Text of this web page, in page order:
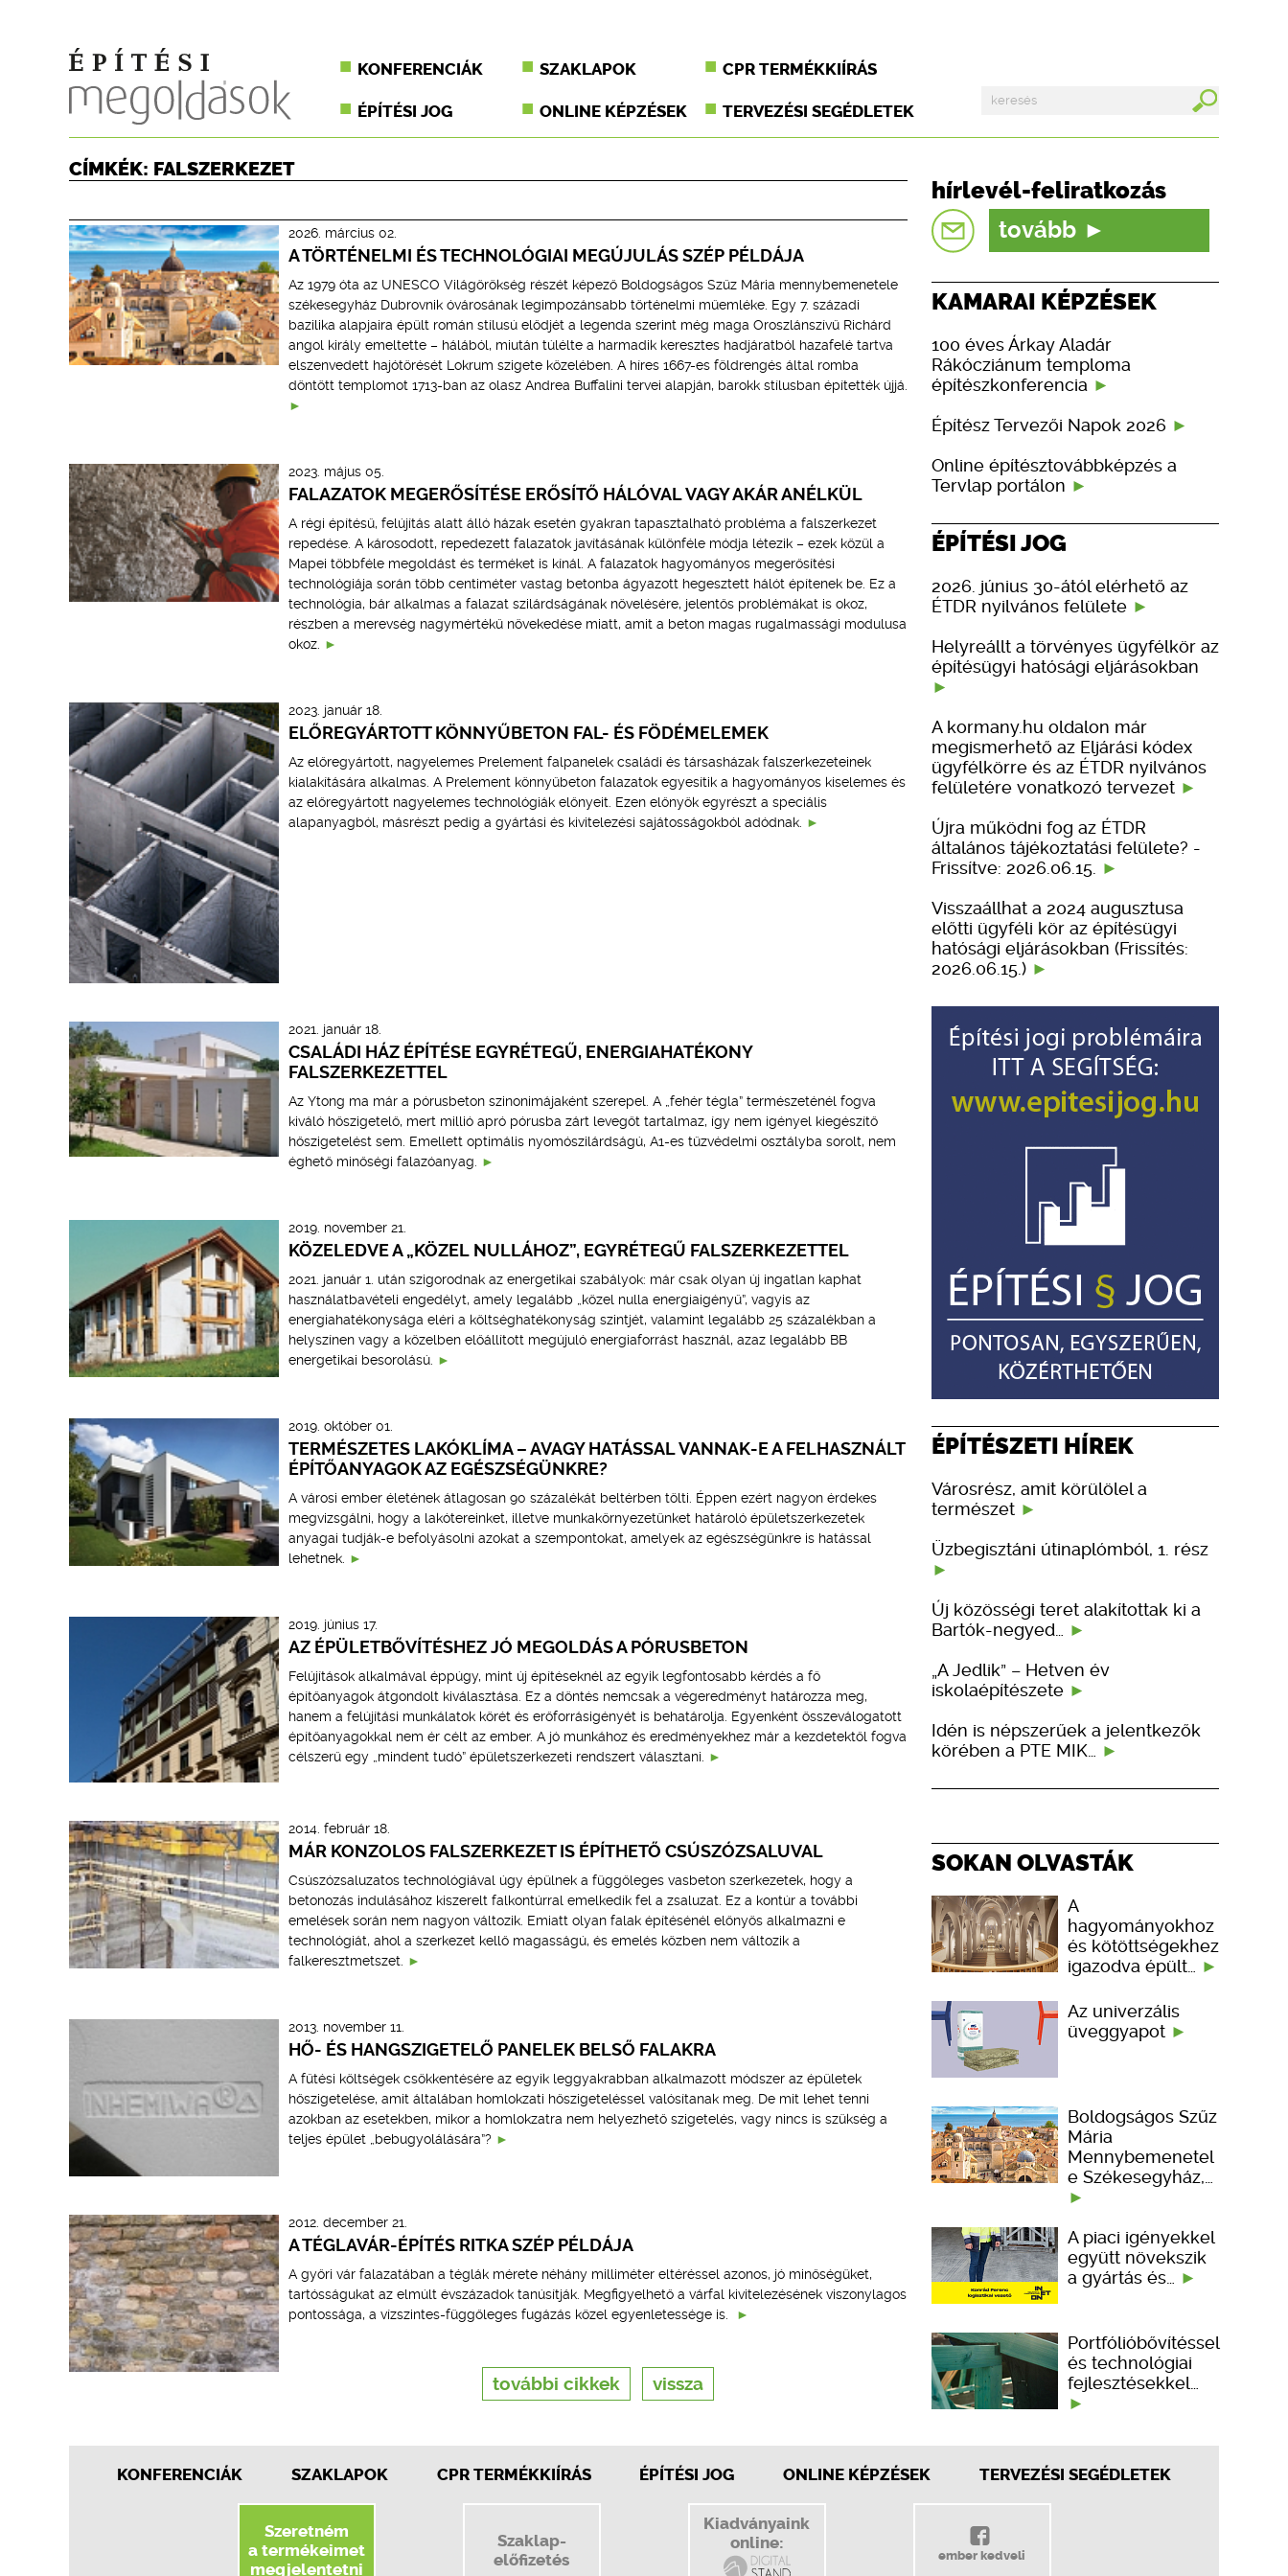
KONFERENCIÁK SZAKLAPOK CPR TERMÉKKIÍRÁS
ÉPÍTÉSI JOG ONLINE KÉPZÉSEK TERVEZÉSI SEGÉDLETEK
CÍMKÉK: FALSZERKEZET
2026. március 02.
A TÖRTÉNELMI ÉS TECHNOLÓGIAI MEGÚJULÁS SZÉP PÉLDÁJA
Az 1979 óta az UNESCO Világörökség részét képező Boldogságos Szűz Mária mennybemenetele
székesegyház Dubrovnik óvárosának legimpozánsabb történelmi műemléke. Egy 7. századi
bazilika alapjaira épült román stílusú elődjét a legenda szerint még maga Oroszlánszívű Richárd
angol király emeltette – hálából, miután túlélte a harmadik keresztes hadjáratból hazafelé tartva
elszenvedett hajótörését Lokrum szigete közelében. A híres 1667-es földrengés által romba
döntött templomot 1713-ban az olasz Andrea Buffalini tervei alapján, barokk stílusban építették újjá.
2023. május 05.
FALAZATOK MEGERŐSÍTÉSE ERŐSÍTŐ HÁLÓVAL VAGY AKÁR ANÉLKÜL
A régi építésű, felújítás alatt álló házak esetén gyakran tapasztalható probléma a falszerkezet
repedése. A károsodott, repedezett falazatok javításának különféle módja létezik – ezek közül a
Mapei többféle megoldást és terméket is kínál. A falazatok hagyományos megerősítési
technológiája során több centiméter vastag betonba ágyazott hegesztett hálót építenek be. Ez a
technológia, bár alkalmas a falazat szilárdságának növelésére, jelentős problémákat is okoz,
részben a merevség nagymértékű növekedése miatt, amit a beton magas rugalmassági modulusa
okoz.
2023. január 18.
ELŐREGYÁRTOTT KÖNNYŰBETON FAL- ÉS FÖDÉMELEMEK
Az előregyártott, nagyelemes Prelement falpanelek családi és társasházak falszerkezeteinek
kialakítására alkalmas. A Prelement könnyűbeton falazatok egyesítik a hagyományos kiselemes és
az előregyártott nagyelemes technológiák előnyeit. Ezen előnyök egyrészt a speciális
alapanyagból, másrészt pedig a gyártási és kivitelezési sajátosságokból adódnak.
2021. január 18.
CSALÁDI HÁZ ÉPÍTÉSE EGYRÉTEGŰ, ENERGIAHATÉKONY
FALSZERKEZETTEL
Az Ytong ma már a pórusbeton szinonimájaként szerepel. A „fehér tégla” természeténél fogva
kiváló hőszigetelő, mert millió apró pórusba zárt levegőt tartalmaz, így nem igényel kiegészítő
hőszigetelést sem. Emellett optimális nyomószilárdságú, A1-es tűzvédelmi osztályba sorolt, nem
éghető minőségi falazóanyag.
2019. november 21.
KÖZELEDVE A „KÖZEL NULLÁHOZ”, EGYRÉTEGŰ FALSZERKEZETTEL
2021. január 1. után szigorodnak az energetikai szabályok: már csak olyan új ingatlan kaphat
használatbavételi engedélyt, amely legalább „közel nulla energiaigényű”, vagyis az
energiahatékonysága eléri a költséghatékonyság szintjét, valamint legalább 25 százalékban a
helyszínen vagy a közelben előállított megújuló energiaforrást használ, azaz legalább BB
energetikai besorolású.
2019. október 01.
TERMÉSZETES LAKÓKLÍMA – AVAGY HATÁSSAL VANNAK-E A FELHASZNÁLT
ÉPÍTŐANYAGOK AZ EGÉSZSÉGÜNKRE?
A városi ember életének átlagosan 90 százalékát beltérben tölti. Éppen ezért nagyon érdekes
megvizsgálni, hogy a lakótereinket, illetve munkakörnyezetünket határoló épületszerkezetek
anyagai tudják-e befolyásolni azokat a szempontokat, amelyek az egészségünkre is hatással
lehetnek.
2019. június 17.
AZ ÉPÜLETBŐVÍTÉSHEZ JÓ MEGOLDÁS A PÓRUSBETON
Felújítások alkalmával éppúgy, mint új építéseknél az egyik legfontosabb kérdés a fő
építőanyagok átgondolt kiválasztása. Ez a döntés nemcsak a végeredményt határozza meg,
hanem a felújítási munkálatok körét és erőforrásigényét is behatárolja. Egyenként összeválogatott
építőanyagokkal nem ér célt az ember. A jó munkához és eredményekhez már a kezdetektől fogva
célszerű egy „mindent tudó” épületszerkezeti rendszert választani.
2014. február 18.
MÁR KONZOLOS FALSZERKEZET IS ÉPÍTHETŐ CSÚSZÓZSALUVAL
Csúszózsaluzatos technológiával úgy épülnek a függőleges vasbeton szerkezetek, hogy a
betonozás indulásához kiszerelt falkontúrral emelkedik fel a zsaluzat. Ez a kontúr a további
emelések során nem nagyon változik. Emiatt olyan falak építésénél előnyös alkalmazni e
technológiát, ahol a szerkezet kellő magasságú, és emelés közben nem változik a
falkeresztmetszet.
2013. november 11.
HŐ- ÉS HANGSZIGETELŐ PANELEK BELSŐ FALAKRA
A fűtési költségek csökkentésére az egyik leggyakrabban alkalmazott módszer az épületek
hőszigetelése, amit általában homlokzati hőszigeteléssel valósítanak meg. De mit lehet tenni
azokban az esetekben, mikor a homlokzatra nem helyezhető szigetelés, vagy nincs is szükség a
teljes épület „bebugyolálására”?
2012. december 21.
A TÉGLAVÁR-ÉPÍTÉS RITKA SZÉP PÉLDÁJA
A győri vár falazatában a téglák mérete néhány milliméter eltéréssel azonos, jó minőségüket,
tartósságukat az elmúlt évszázadok tanúsítják. Megfigyelhető a várfal kivitelezésének viszonylagos
pontossága, a vízszintes-függőleges fugázás közel egyenletessége is.
további cikkek vissza
hírlevél-feliratkozás
tovább
KAMARAI KÉPZÉSEK
100 éves Árkay Aladár
Rákócziánum temploma
építészkonferencia
Építész Tervezői Napok 2026
Online építésztovábbképzés a
Tervlap portálon
ÉPÍTÉSI JOG
2026. június 30-ától elérhető az
ÉTDR nyilvános felülete
Helyreállt a törvényes ügyfélkör az
építésügyi hatósági eljárásokban
A kormany.hu oldalon már
megismerhető az Eljárási kódex
ügyfélkörre és az ÉTDR nyilvános
felületére vonatkozó tervezet
Újra működni fog az ÉTDR
általános tájékoztatási felülete? -
Frissítve: 2026.06.15.
Visszaállhat a 2024 augusztusa
előtti ügyféli kör az építésügyi
hatósági eljárásokban (Frissítés:
2026.06.15.)
ÉPÍTÉSZETI HÍREK
Városrész, amit körülölel a
természet
Üzbegisztáni útinaplómból, 1. rész
Új közösségi teret alakítottak ki a
Bartók-negyed…
„A Jedlik” – Hetven év
iskolaépítészete
Idén is népszerűek a jelentkezők
körében a PTE MIK…
SOKAN OLVASTÁK
A
hagyományokhoz
és kötöttségekhez
igazodva épült…
Az univerzális
üveggyapot
Boldogságos Szűz
Mária
Mennybemenetel
e Székesegyház,…
A piaci igényekkel
együtt növekszik
a gyártás és…
Portfólióbővítéssel
és technológiai
fejlesztésekkel…
KONFERENCIÁK SZAKLAPOK CPR TERMÉKKIÍRÁS ÉPÍTÉSI JOG ONLINE KÉPZÉSEK TERVEZÉSI SEGÉDLETEK
Szeretném
a termékeimet
megjelentetni
Szaklap-
előfizetés
Kiadványaink
online:
ember kedveli